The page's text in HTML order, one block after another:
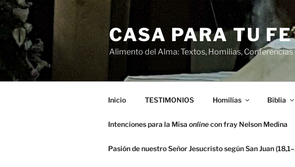
Saltar
contenido
CASA PARA TU
Alimento del Alma: Textos, Homilias, Conferencias
Inicio TESTIMONIOS Homilías Biblia
Intenciones para la Misa onlinecon fray Nelson Medina
Pasión de nuestro Señor Jesucristo según San Juan